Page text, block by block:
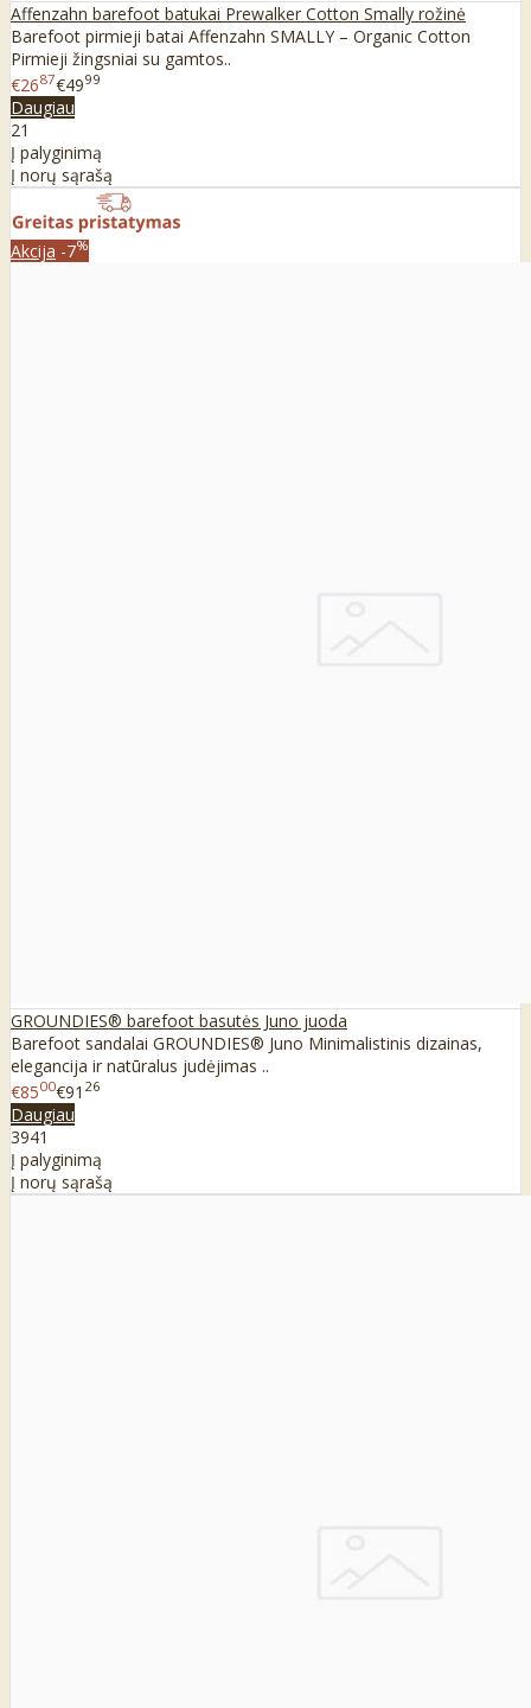
Affenzahn barefoot batukai Prewalker Cotton Smally rožinė
Barefoot pirmieji batai Affenzahn SMALLY – Organic Cotton
Pirmieji žingsniai su gamtos..
€2687€4999
Daugiau
21
Į palyginimą
Į norų sąrašą
Akcija -7%
GROUNDIES® barefoot basutės Juno juoda
Barefoot sandalai GROUNDIES® Juno Minimalistinis dizainas,
elegancija ir natūralus judėjimas ..
€8500€91 26
Daugiau
3941
Į palyginimą
Į norų sąrašą